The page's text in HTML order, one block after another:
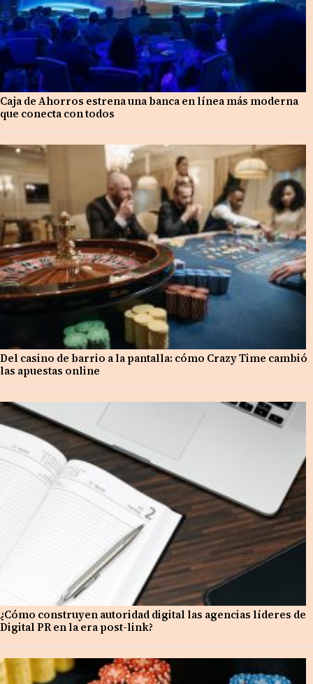
Caja de Ahorros estrena una banca en línea más moderna
que conecta con todos
Del casino de barrio a la pantalla: cómo Crazy Time cambió
las apuestas online
¿Cómo construyen autoridad digital las agencias líderes de
Digital PR en la era post-link?